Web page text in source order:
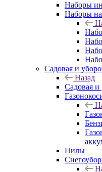
Наборы
Наборы
Садовая и
Назад
Садовая и
Пилы